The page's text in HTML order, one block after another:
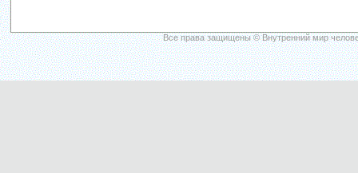
Все права защищены © Внутренний мир